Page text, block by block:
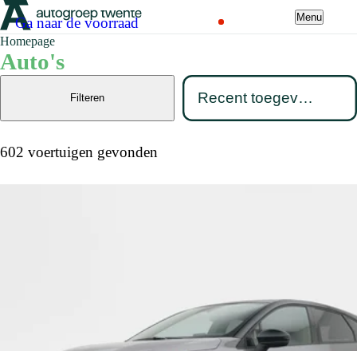
Menu
Homepage
Auto's
Ga naar de voorraad
602 voertuigen gevonden
Filteren